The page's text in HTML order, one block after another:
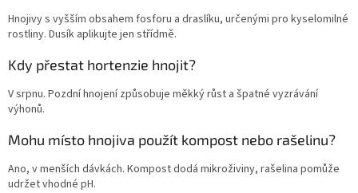
Hnojivy s vyšším obsahem fosforu a draslíku, určenými pro kyselomilné
rostliny. Dusík aplikujte jen střídmě.
Kdy přestat hortenzie hnojit?
V srpnu. Pozdní hnojení způsobuje měkký růst a špatné vyzrávání
výhonů.
Mohu místo hnojiva použít kompost nebo rašelinu?
Ano, v menších dávkách. Kompost dodá mikroživiny, rašelina pomůže
udržet vhodné pH.